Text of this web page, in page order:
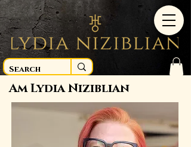
Am Lydia Niziblian